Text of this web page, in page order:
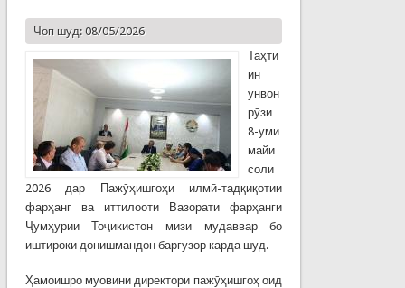
Чоп шуд: 08/05/2026
Таҳти
ин
унвон
рӯзи
8-уми
майи
соли
2026 дар Пажӯҳишгоҳи илмӣ-тадқиқотии
фарҳанг ва иттилооти Вазорати фарҳанги
Ҷумҳурии Тоҷикистон мизи мудаввар бо
иштироки донишмандон баргузор карда шуд.
Ҳамоишро муовини директори пажӯҳишгоҳ оид